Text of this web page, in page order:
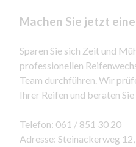
Machen Sie jetzt
Sparen Sie sich Zeit und
professionellen
Team durchführen. Wir
Ihrer Reifen und beraten Sie
Telefon: 061 / 851 30 20
Adresse: Steinackerweg